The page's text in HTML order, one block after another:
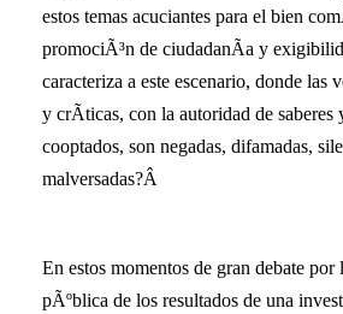
estos temas acuciantes para el bien
promociÃ³n de ciudadanÃ­a y
caracteriza a este escenario, donde las
y crÃ­ticas, con la autoridad de saberes
cooptados, son negadas, difamadas,
malversadas?Â
En estos momentos de gran debate por
pÃºblica de los resultados de una